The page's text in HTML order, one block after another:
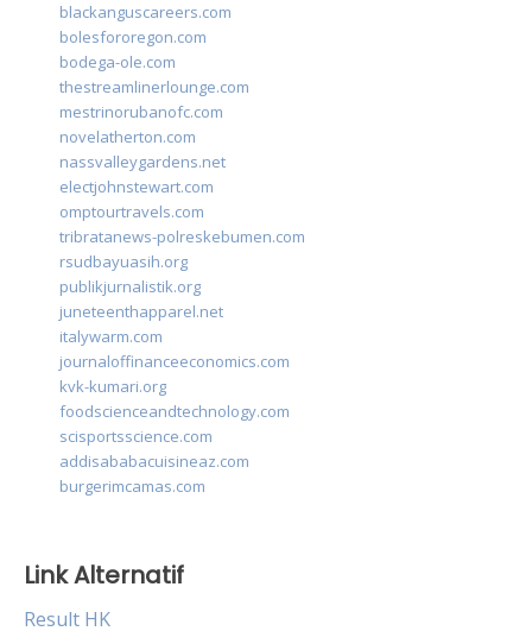
blackanguscareers.com
bolesfororegon.com
bodega-ole.com
thestreamlinerlounge.com
mestrinorubanofc.com
novelatherton.com
nassvalleygardens.net
electjohnstewart.com
omptourtravels.com
tribratanews-polreskebumen.com
rsudbayuasih.org
publikjurnalistik.org
juneteenthapparel.net
italywarm.com
journaloffinanceeconomics.com
kvk-kumari.org
foodscienceandtechnology.com
scisportsscience.com
addisababacuisineaz.com
burgerimcamas.com
Link Alternatif
Result HK